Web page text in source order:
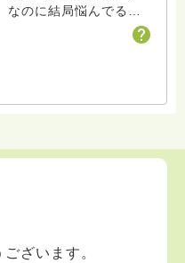
のに結局悩んでる。
出すのが早すぎやし
答が誰かの人生の潤滑
くお願いいたします。
ざいます。